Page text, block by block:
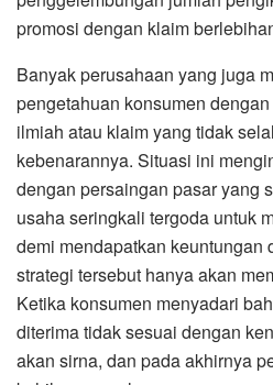
promosi dengan klaim
Banyak perusahaan yang juga
pengetahuan konsumen
ilmiah atau klaim yang tidak
kebenarannya. Situasi ini
dengan persaingan pasar yang
usaha seringkali tergoda untuk
demi mendapatkan keuntungan
strategi tersebut hanya akan
Ketika konsumen menyadari
diterima tidak sesuai dengan
akan sirna, dan pada akhirnya